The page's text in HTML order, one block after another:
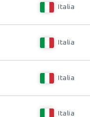
Italia
Italia
Italia
Italia